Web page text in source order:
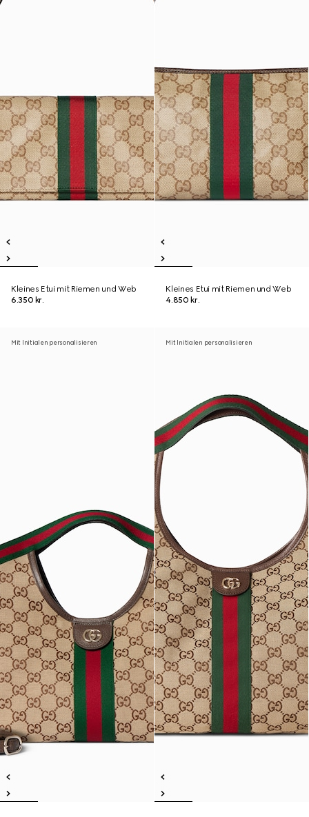
Kleines Etui mit Riemen und Web
6.350 kr.
Kleines Etui mit Riemen und Web
4.850 kr.
Mit Initialen personalisieren Mit Initialen personalisieren